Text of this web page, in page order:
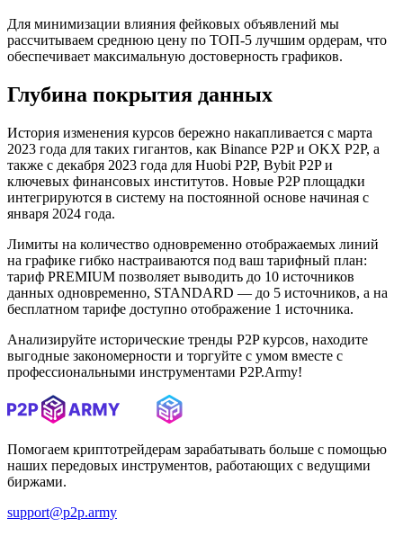
Для минимизации влияния фейковых объявлений мы
рассчитываем среднюю цену по ТОП-5 лучшим ордерам, что
обеспечивает максимальную достоверность графиков.
Глубина покрытия данных
История изменения курсов бережно накапливается с марта
2023 года для таких гигантов, как Binance P2P и OKX P2P, а
также с декабря 2023 года для Huobi P2P, Bybit P2P и
ключевых финансовых институтов. Новые P2P площадки
интегрируются в систему на постоянной основе начиная с
января 2024 года.
Лимиты на количество одновременно отображаемых линий
на графике гибко настраиваются под ваш тарифный план:
тариф PREMIUM позволяет выводить до 10 источников
данных одновременно, STANDARD — до 5 источников, а на
бесплатном тарифе доступно отображение 1 источника.
Анализируйте исторические тренды P2P курсов, находите
выгодные закономерности и торгуйте с умом вместе с
профессиональными инструментами P2P.Army!
Помогаем криптотрейдерам зарабатывать больше с помощью
наших передовых инструментов, работающих с ведущими
биржами.
support@p2p.army